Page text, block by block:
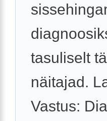
tasuliselt
näitajad.
Vastus: